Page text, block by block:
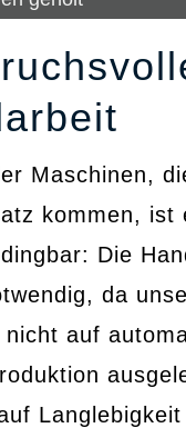
Maschinen,
kommen, ist
Die
da
nicht auf
Langlebigkeit